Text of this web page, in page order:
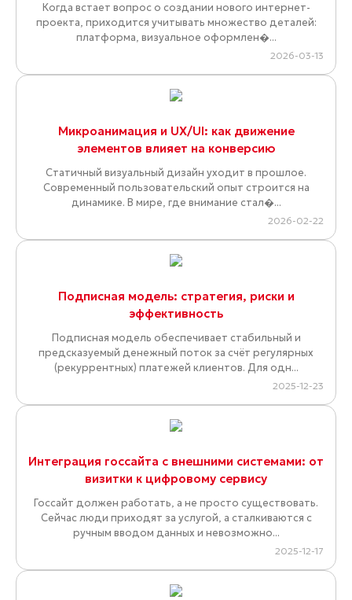
Когда встает вопрос о создании нового интернет-
проекта, приходится учитывать множество деталей:
платформа, визуальное оформлен�...
2026-03-13
Микроанимация и UX/UI: как движение
элементов влияет на конверсию
Статичный визуальный дизайн уходит в прошлое.
Современный пользовательский опыт строится на
динамике. В мире, где внимание стал�...
2026-02-22
Подписная модель: стратегия, риски и
эффективность
Подписная модель обеспечивает стабильный и
предсказуемый денежный поток за счёт регулярных
(рекуррентных) платежей клиентов. Для одн...
2025-12-23
Интеграция госсайта с внешними системами: от
визитки к цифровому сервису
Госсайт должен работать, а не просто существовать.
Сейчас люди приходят за услугой, а сталкиваются с
ручным вводом данных и невозможно...
2025-12-17